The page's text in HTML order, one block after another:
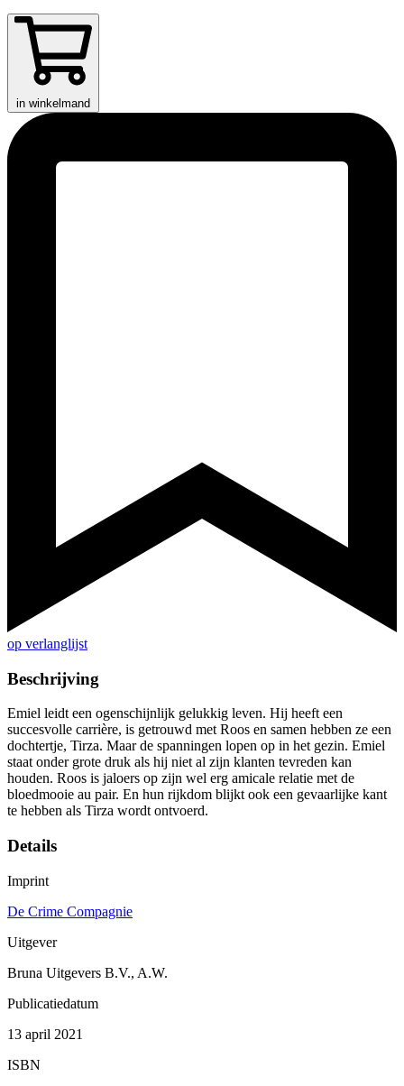
in winkelmand
op verlanglijst
Beschrijving
Emiel leidt een ogenschijnlijk gelukkig leven. Hij heeft een
succesvolle carrière, is getrouwd met Roos en samen hebben ze een
dochtertje, Tirza. Maar de spanningen lopen op in het gezin. Emiel
staat onder grote druk als hij niet al zijn klanten tevreden kan
houden. Roos is jaloers op zijn wel erg amicale relatie met de
bloedmooie au pair. En hun rijkdom blijkt ook een gevaarlijke kant
te hebben als Tirza wordt ontvoerd.
Details
Imprint
De Crime Compagnie
Uitgever
Bruna Uitgevers B.V., A.W.
Publicatiedatum
13 april 2021
ISBN